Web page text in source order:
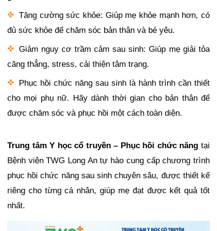
Tăng cường sức khỏe: Giúp mẹ khỏe mạnh hơn, có
đủ sức khỏe để chăm sóc bản thân và bé yêu.
Giảm nguy cơ trầm cảm sau sinh: Giúp mẹ giải tỏa
căng thẳng, stress, cải thiện tâm trạng.
Phục hồi chức năng sau sinh là hành trình cần thiết
cho mọi phụ nữ. Hãy dành thời gian cho bản thân để
được chăm sóc và phục hồi một cách toàn diện.
Trung tâm Y học cổ truyền – Phục hồi chức năng tại
Bệnh viện TWG Long An tự hào cung cấp chương trình
phục hồi chức năng sau sinh chuyên sâu, được thiết kế
riêng cho từng cá nhân, giúp mẹ đạt được kết quả tốt
nhất.